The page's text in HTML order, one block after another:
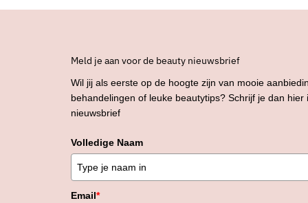
Meld je aan voor de beauty nieuwsbrief
Wil jij als eerste op de hoogte zijn van mooie
behandelingen of leuke beautytips? Schrijf je dan hier
nieuwsbrief
Volledige Naam
Email*